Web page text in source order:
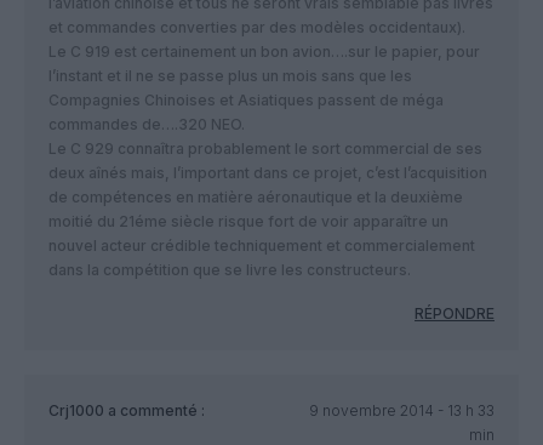
et commandes converties par des modèles occidentaux).
Le C 919 est certainement un bon avion….sur le papier, pour
l’instant et il ne se passe plus un mois sans que les
Compagnies Chinoises et Asiatiques passent de méga
commandes de….320 NEO.
Le C 929 connaîtra probablement le sort commercial de ses
deux aînés mais, l’important dans ce projet, c’est l’acquisition
de compétences en matière aéronautique et la deuxième
moitié du 21éme siècle risque fort de voir apparaître un
nouvel acteur crédible techniquement et commercialement
dans la compétition que se livre les constructeurs.
RÉPONDRE
Crj1000 a commenté :
9 novembre 2014 - 13 h 33
min